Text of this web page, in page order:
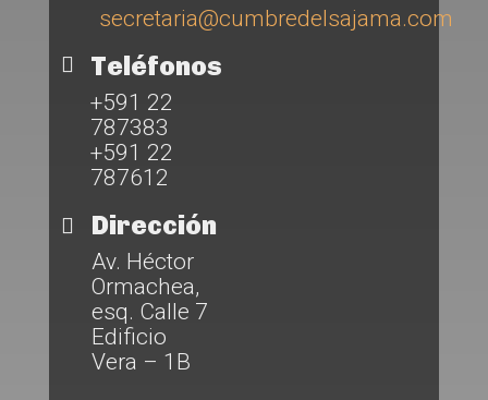
secretaria@cumbredelsajama.com
 Teléfonos
+591 22
787383
+591 22
787612
 Dirección
Av. Héctor
Ormachea,
esq. Calle 7
Edificio
Vera – 1B